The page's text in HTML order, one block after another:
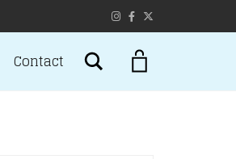
Contact Search